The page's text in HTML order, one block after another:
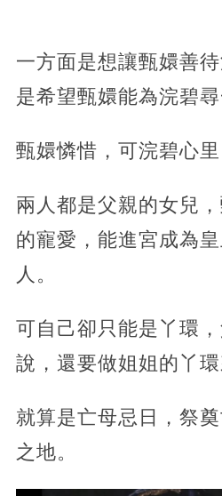
一方面是想讓甄嬛善
是希望甄嬛能為浣碧尋
甄嬛憐惜，可浣碧心里
兩人都是父親的女兒
的寵愛，能進宮成為
人。
可自己卻只能是丫環
說，還要做姐姐的丫環
就算是亡母忌日，祭
之地。